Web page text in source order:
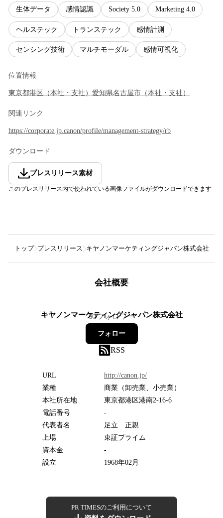
生体データ 感情認識 Society 5.0 Marketing 4.0
ヘルステック トランステック 感情計測
センシング技術 マルチモーダル 感情可視化
位置情報
東京都港区 （本社・支社 ） 愛知県名古屋市 （本社・支社 ）
関連リンク
https://corporate.jp.canon/profile/management-strategy/rb
ダウンロード
プレスリリース素材
このプレスリリース内で使われている画像ファイルがダウンロードできます
トップ プレスリリース キヤノンマーケティングジャパン株式会社
会社概要
キヤノンマーケティングジャパン株式会社
93フォロワー
フォロー
RSS
URL
http://canon.jp/
業種
商業（卸売業、小売業）
本社所在地
東京都港区港南2-16-6
電話番号
-
代表者名
足立 正親
上場
東証プライム
資本金
-
設立
1968年02月
PR TIMESのご利用について